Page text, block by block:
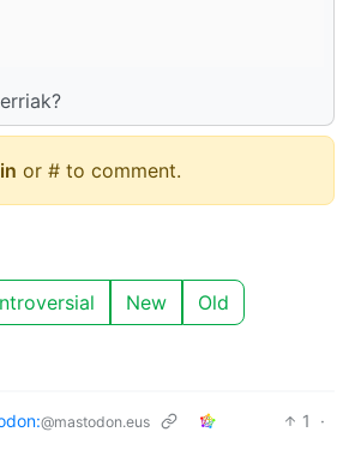
or # to comment.
New Old
@mastodon.eus 1
·